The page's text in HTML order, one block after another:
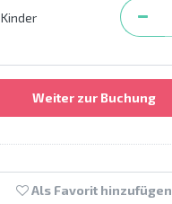
Kinder
Weiter zur Buchung
Als Favorit hinzufügen